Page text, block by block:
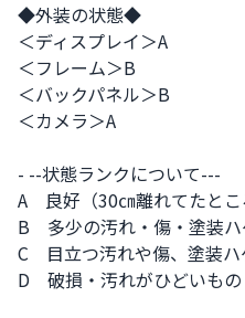
◆外装の状態◆
＜ディスプレイ＞A
＜フレーム＞B
＜バックパネル＞B
＜カメラ＞A
- --状態ランクについて---
A　良好（30㎝離れてたとこ
B　多少の汚れ・傷・塗装
C　目立つ汚れや傷、塗装
D　破損・汚れがひどいもの